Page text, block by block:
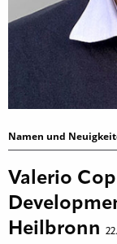
Namen und
Valerio
Heilbronn